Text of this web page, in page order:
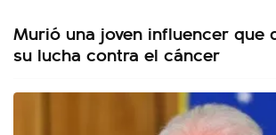
Murió una joven influencer que
su lucha contra el cáncer